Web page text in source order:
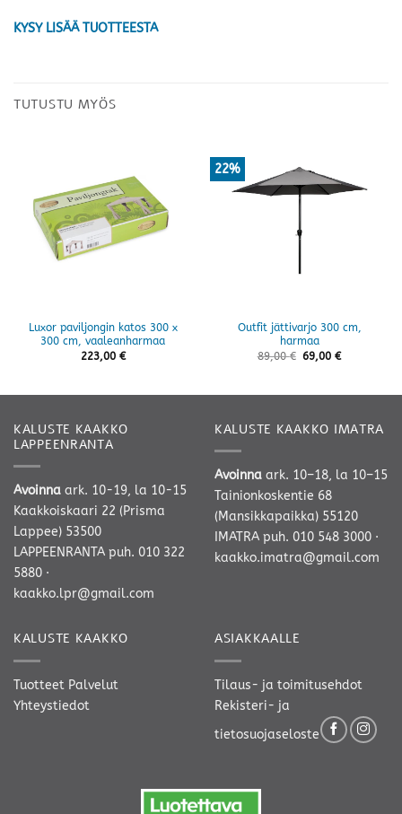
KYSY LISÄÄ TUOTTEESTA
TUTUSTU MYÖS
Luxor paviljongin katos 300 x
300 cm, vaaleanharmaa
223,00 €
22%
Outfit jättivarjo 300 cm,
harmaa
89,00€ 69,00€
KALUSTE KAAKKO
LAPPEENRANTA
Avoinna ark. 10-19, la 10-15
Kaakkoiskaari 22 (Prisma
Lappee) 53500
LAPPEENRANTA puh. 010 322
5880 ·
kaakko.lpr@gmail.com
KALUSTE KAAKKO IMATRA
Avoinna ark. 10–18, la 10–15
Tainionkoskentie 68
(Mansikkapaikka) 55120
IMATRA puh. 010 548 3000 ·
kaakko.imatra@gmail.com
KALUSTE KAAKKO
Tuotteet Palvelut
Yhteystiedot
ASIAKKAALLE
Tilaus- ja toimitusehdot
Rekisteri- ja
tietosuojaseloste